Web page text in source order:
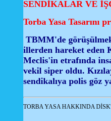
SENDİKALAR VE
Torba Yasa Tasarını
TBMM'de
illerden hareket eden
Meclis'in etrafında
vekil siper oldu.
sendikalıya polis göz
TORBA YASA HAKKINDA